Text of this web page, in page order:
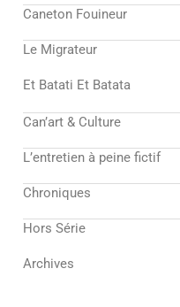
Caneton Fouineur
Le Migrateur
Et Batati Et Batata
Can’art & Culture
L’entretien à peine fictif
Chroniques
Hors Série
Archives